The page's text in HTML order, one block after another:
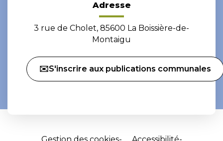
Adresse
3 rue de Cholet, 85600 La Boissière-de-
Montaigu
✉️S'inscrire aux publications communales